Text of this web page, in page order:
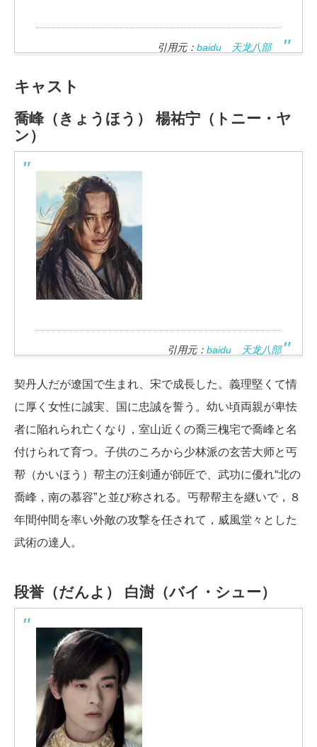
引用元： baidu 天龙八部
キャスト
喬峰（きょうほう）
楊祐宁（トニー・ヤ
ン）
引用元： baidu 天龙八部
契丹人だが遼国で生まれ、宋で成長した。義理堅くて情
に厚く女性に誠実、国に忠誠を誓う。幼い頃両親が卑怯
者に陥れられ亡くなり，室山近くの喬三槐宅で喬峰と名
付けられて育つ。子供のころから少林派の玄苦大师と丐
帮（かいほう）帮主の汪剣通が師匠で、武功に優れ“北の
喬峰，南の慕容”と並び称される。丐帮帮主を継いで，８
年間仲間を率い外敵の攻撃を任されて，威風堂々とした
武術の達人。
段誉（だんよ） 白澍（バイ・シュー）